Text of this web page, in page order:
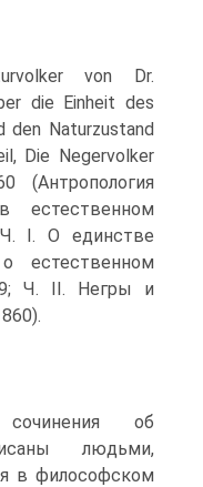
von Dr.
die Einheit des
den Naturzustand
Die Negervolker
(Антропология
естественном
Ч. I. О единстве
естественном
Ч. II. Негры и
об
людьми,
в философском